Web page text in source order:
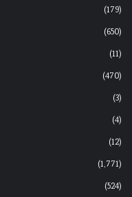
(179)
(650)
(11)
(470)
(3)
(4)
(12)
(1,771)
(524)